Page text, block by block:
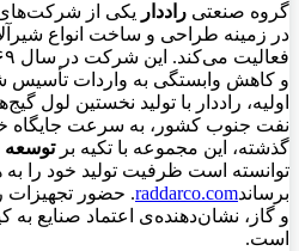
گروه صنعتی راددار یکی از شرکت‌های
در زمینه طراحی و ساخت انواع
و کاهش وابستگی به واردات تأسیس
اولیه، راددار با تولید نخستین لول
نفت جنوب کشور، به سرعت جایگاه
گذشته، این مجموعه با تکیه برتوسعه
توانسته است ظرفیت تولید خود را
برساندraddarco.com. حضور تجهیزات
و گاز، نشان‌دهنده‌ی اعتماد صنایع به
است.